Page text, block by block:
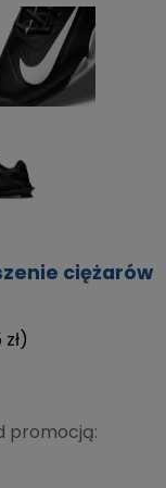
ciężarów
promocją: